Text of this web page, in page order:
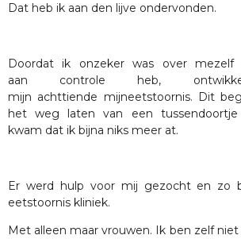
Dat heb ik aan den lijve ondervonden.
Doordat ik onzeker was over
aan controle heb,
mijn achttiende mijneetstoornis. Dit
het weg laten van een
kwam dat ik bijna niks meer at.
Er werd hulp voor mij gezocht en zo
eetstoornis kliniek.
Met alleen maar vrouwen. Ik ben zelf